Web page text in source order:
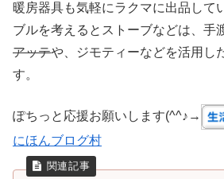
暖房器具も気軽にラクマに出品して
ブルを考えるとストーブなどは、手
アッテや、ジモティーなどを活用し
す。
ぽちっと応援お願いします(^^♪→
にほんブログ村